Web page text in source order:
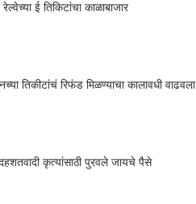
ई तिकिटांचा काळाबाजार
तिकीटांचं रिफंड मिळण्याचा कालावधी वाढवला
कृत्यांसाठी पुरवले जायचे पैसे